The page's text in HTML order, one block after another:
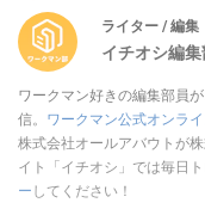
ライター / 編集
イチオシ編
ワークマン好きの編集部員
信。 ワークマン公式オンラ
株式会社オールアバウトが
イト「イチオシ」では毎日
ー してください！